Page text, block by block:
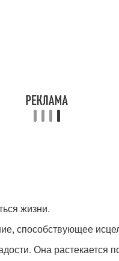
жизни.
способствующее
Она растекается